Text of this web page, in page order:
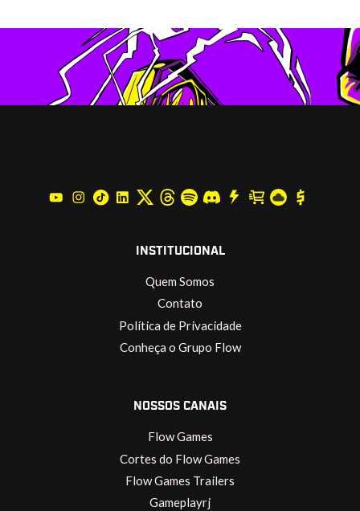
INSTITUCIONAL
Quem Somos
Contato
Política de Privacidade
Conheça o Grupo Flow
NOSSOS CANAIS
Flow Games
Cortes do Flow Games
Flow Games Trailers
Gameplayrj